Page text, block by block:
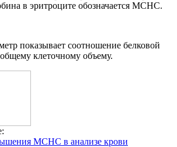
в эритроците обозначается MCHC.
показывает соотношение белковой
клеточному объему.
МСНС в анализе крови